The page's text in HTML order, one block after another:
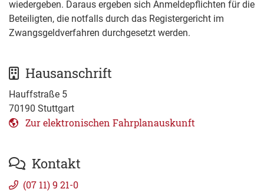
wiedergeben. Daraus ergeben sich Anmeldepflichten für die
Beteiligten, die notfalls durch das Registergericht im
Zwangsgeldverfahren durchgesetzt werden.
Hausanschrift
Hauffstraße 5
70190 Stuttgart
Zur elektronischen Fahrplanauskunft
Kontakt
(07 11) 9 21-0